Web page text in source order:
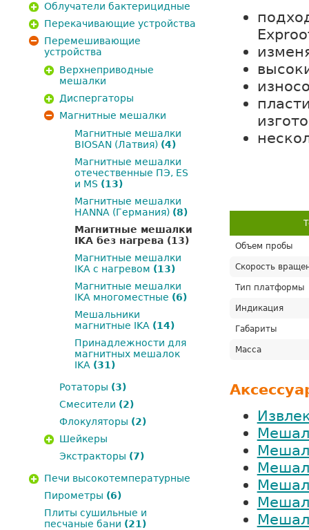
Объем пробы
Скорость
Тип платформы
Индикация
Габариты
Масса
Облучатели бактерицидные
Перекачивающие устройства
Перемешивающие
устройства
Верхнеприводные
мешалки
Диспергаторы
Магнитные мешалки
Магнитные мешалки
BIOSAN (Латвия) (4)
Магнитные мешалки
отечественные ПЭ, ES
и MS (13)
Магнитные мешалки
HANNA (Германия) (8)
Магнитные мешалки
IKA без нагрева (13)
Магнитные мешалки
IKA с нагревом (13)
Магнитные мешалки
IKA многоместные (6)
Мешальники
магнитные IKA (14)
Принадлежности для
магнитных мешалок
IKA (31)
Ротаторы (3)
Смесители (2)
Флокуляторы (2)
Шейкеры
Экстракторы (7)
Печи высокотемпературные
Пирометры (6)
Плиты сушильные и
песчаные бани (21)